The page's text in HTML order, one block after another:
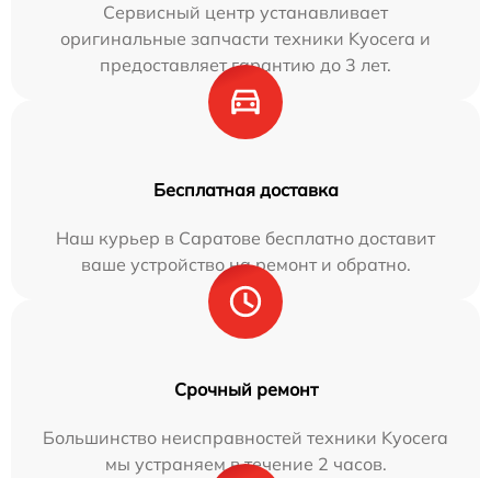
Сервисный центр устанавливает
оригинальные запчасти техники Kyocera и
предоставляет гарантию до 3 лет.
Бесплатная доставка
Наш курьер в Саратове бесплатно доставит
ваше устройство на ремонт и обратно.
Срочный ремонт
Большинство неисправностей техники Kyocera
мы устраняем в течение 2 часов.